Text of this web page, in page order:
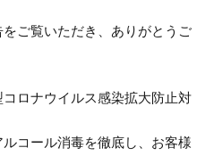
ご覧いただき、ありがとうご
ロナウイルス感染拡大防止対
コール消毒を徹底し、お客様